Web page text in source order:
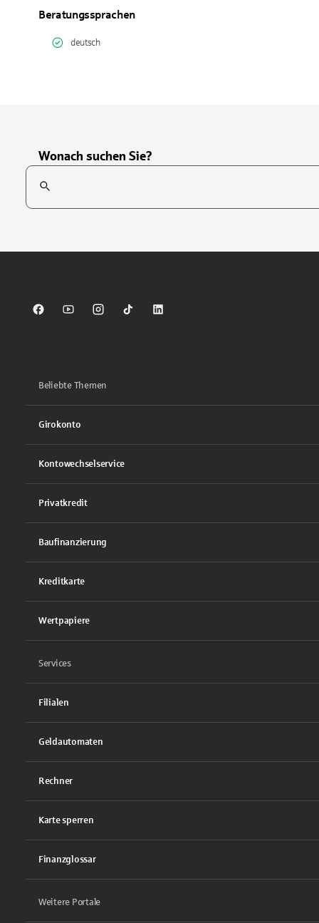
Beratungssprachen
deutsch
Wonach suchen Sie?
Suchfeld
Sparkasse auf Facebook
Sparkasse auf Youtube
Sparkasse auf Instagram
Sparkasse auf TikTok
Sparkasse auf LinkedIn
Beliebte Themen
Girokonto
Kontowechselservice
Privatkredit
Baufinanzierung
Kreditkarte
Wertpapiere
Services
Filialen
Geldautomaten
Rechner
Karte sperren
Finanzglossar
Weitere Portale